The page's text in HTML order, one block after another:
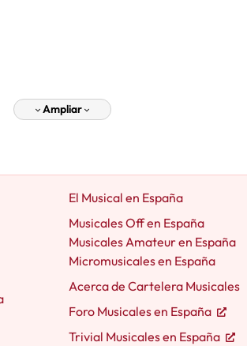
Ampliar
El Musical en España
Musicales Off en España
Musicales Amateur en España
Micromusicales en España
Acerca de Cartelera Musicales
Foro Musicales en España
Trivial Musicales en España